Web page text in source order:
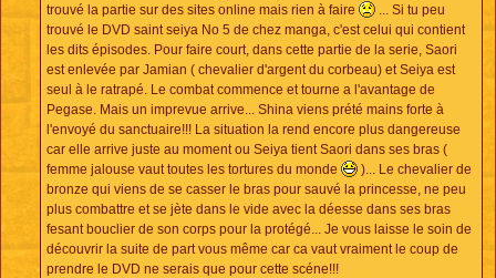
trouvé la partie sur des sites online mais rien à faire
... Si tu peu
trouvé le DVD saint seiya No 5 de chez manga, c'est celui qui contient
les dits épisodes. Pour faire court, dans cette partie de la serie, Saori
est enlevée par Jamian ( chevalier d'argent du corbeau) et Seiya est
seul à le ratrapé. Le combat commence et tourne a l'avantage de
Pegase. Mais un imprevue arrive... Shina viens prété mains forte à
l'envoyé du sanctuaire!!! La situation la rend encore plus dangereuse
car elle arrive juste au moment ou Seiya tient Saori dans ses bras (
femme jalouse vaut toutes les tortures du monde
)... Le chevalier de
bronze qui viens de se casser le bras pour sauvé la princesse, ne peu
plus combattre et se jète dans le vide avec la déesse dans ses bras
fesant bouclier de son corps pour la protégé... Je vous laisse le soin de
découvrir la suite de part vous même car ca vaut vraiment le coup de
prendre le DVD ne serais que pour cette scéne!!!